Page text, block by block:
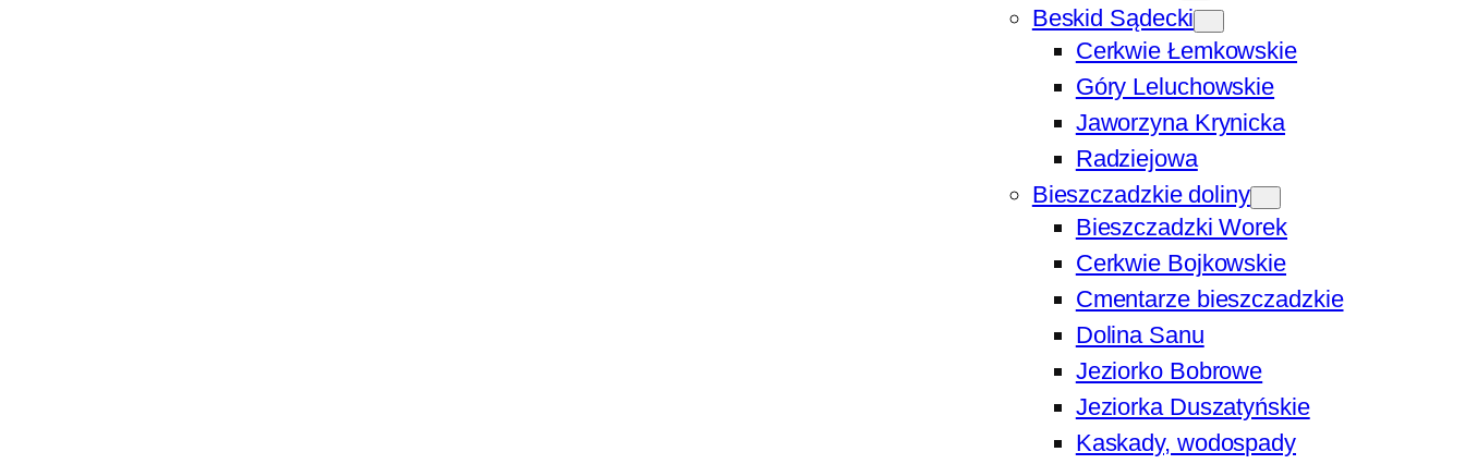
Beskid Sądecki
Cerkwie Łemkowskie
Góry Leluchowskie
Jaworzyna Krynicka
Radziejowa
Bieszczadzkie doliny
Bieszczadzki Worek
Cerkwie Bojkowskie
Cmentarze bieszczadzkie
Dolina Sanu
Jeziorko Bobrowe
Jeziorka Duszatyńskie
Kaskady, wodospady